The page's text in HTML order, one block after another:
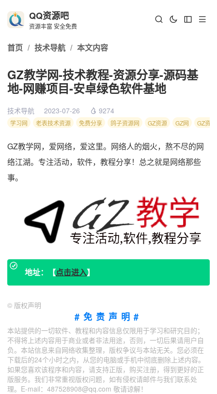
QQ资源吧
资源丰富 安全免费
首页 / 技术导航 / 本文内容
GZ教学网-技术教程-资源分享-源码基
地-网赚项目-安卓绿色软件基地
技术导航 2023-07-26 9274
学习网 老表技术资源 免费分享 鸽子资源网 GZ资源 GZ网 GZ资
GZ教学网，爱网络，爱这里。网络人的烟火，熬不尽的网
络江湖。专注活动，软件，教程分享！总之就是网络那些
事。
地址：【点击进入】
© 版权声明
#免责声明#
本站提供的一切软件、教程和内容信息仅限用于学习和研究目的；
不得将上述内容用于商业或者非法用途，否则，一切后果请用户自
负。本站信息来自网络收集整理，版权争议与本站无关。您必须在
下载后的24个小时之内，从您的电脑或手机中彻底删除上述内容。
如果您喜欢该程序和内容，请支持正版，购买注册，得到更好的正
版服务。我们非常重视版权问题，如有侵权请邮件与我们联系处
理。E-mail：487528908@qq.com 敬请谅解！